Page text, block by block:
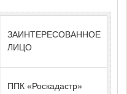
ЗАИНТЕРЕСОВАННОЕ
ЛИЦО
ППК «Роскадастр»